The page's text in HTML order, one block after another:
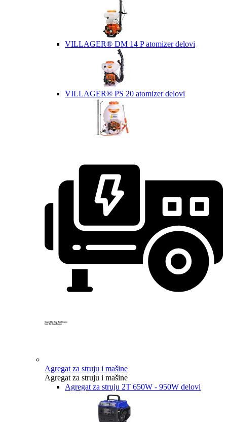
VILLAGER® DM 14 P atomizer delovi
VILLAGER® PS 20 atomizer delovi
Created by Yogi Aprelliyanto
from the Noun Project
Agregat za struju i mašine
Agregat za struju i mašine
Agregat za struju 2T 650W - 950W delovi